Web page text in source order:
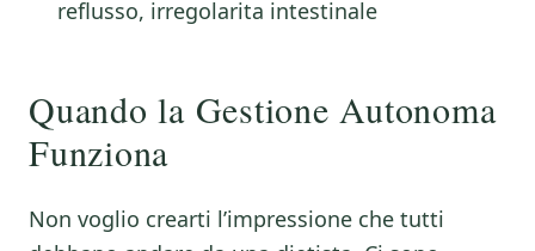
reflusso, irregolarita intestinale
Quando la Gestione Autonoma
Funziona
Non voglio crearti l’impressione che tutti